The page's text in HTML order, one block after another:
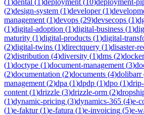
(2)design-system (1)developer(1)
management (1)devops (29)devsecops (1)
(1)digital-adoption (1)digital-business (1)
maturity (1)digital-products (1)digital-
(2)digital-twins (1)directquery (1)disaster-
(2)distribution (4)diversity (1)dms (2)docker
(1)doctype (1)document-management (3)
(2)documentation (2)documents (4)dolibarr
management (2)dpa (1)dpdp (1)dpo (1)
content (1)drizzle (3)drizzle-orm (2)
(1)dynamic-pricing (3)dynamics-365 (4)e-
(1)e-faktur(1)e-fatura (1)e-invoicing (5)e-